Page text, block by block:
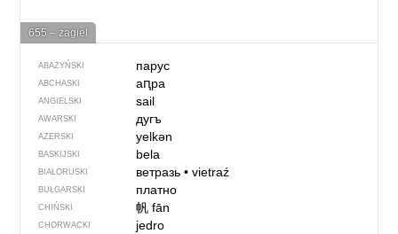
655 – żagiel
ABAZYŃSKI парус
ABCHASKI аԥра
ANGIELSKI sail
AWARSKI дугъ
AZERSKI yelkən
BASKIJSKI bela
BIAŁORUSKI ветразь• vietraź
BUŁGARSKI платно
CHIŃSKI 帆fān
CHORWACKI jedro